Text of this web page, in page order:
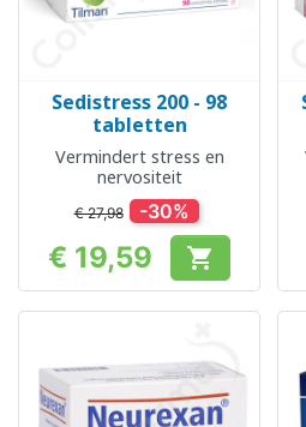
Sedistress 200 - 98
tabletten
Vermindert stress en
nervositeit
€ 27,98 -30%
Prijs
€ 19,59 